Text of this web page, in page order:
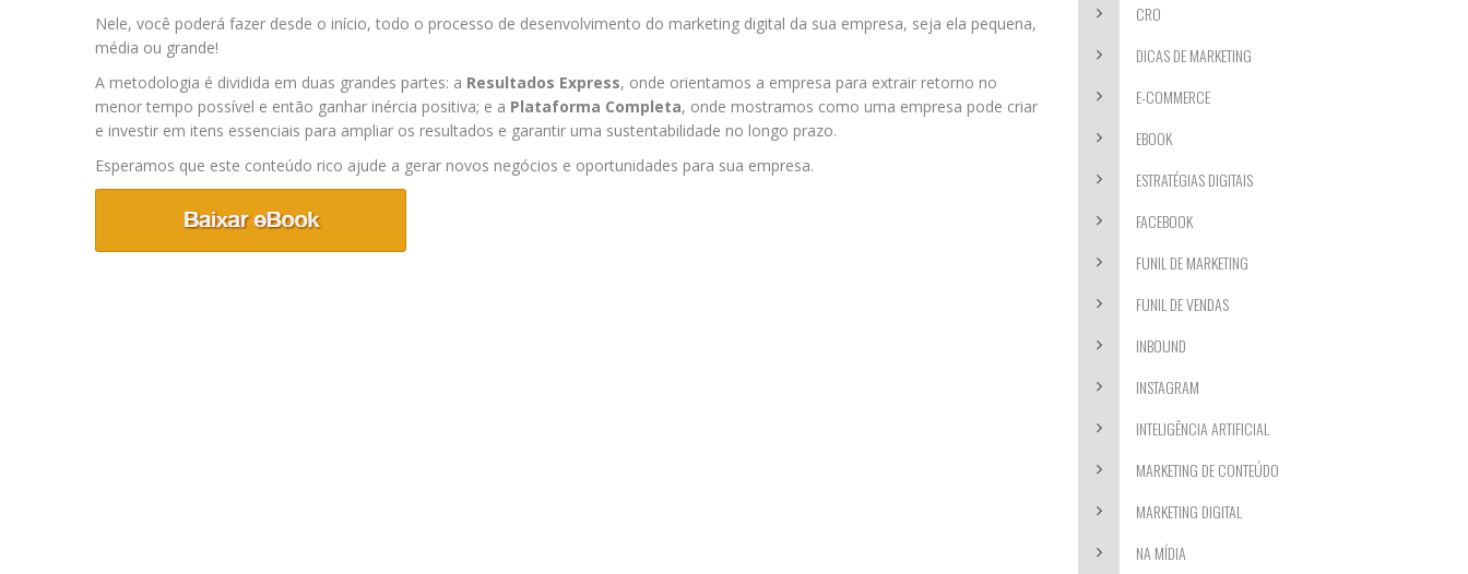
Nele, você poderá fazer desde o início, todo o processo de desenvolvimento do marketing digital da sua empresa, seja ela pequena,
média ou grande!
A metodologia é dividida em duas grandes partes: a Resultados Express, onde orientamos a empresa para extrair retorno no
menor tempo possível e então ganhar inércia positiva; e a Plataforma Completa, onde mostramos como uma empresa pode criar
e investir em itens essenciais para ampliar os resultados e garantir uma sustentabilidade no longo prazo.
Esperamos que este conteúdo rico ajude a gerar novos negócios e oportunidades para sua empresa.
CRO
DICAS DE MARKETING
E-COMMERCE
EBOOK
ESTRATÉGIAS DIGITAIS
FACEBOOK
FUNIL DE MARKETING
FUNIL DE VENDAS
INBOUND
INSTAGRAM
INTELIGÊNCIA ARTIFICIAL
MARKETING DE CONTEÚDO
MARKETING DIGITAL
NA MÍDIA